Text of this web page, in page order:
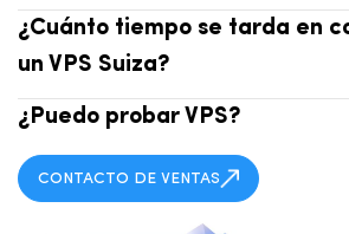
¿Cuánto tiempo se tarda en
un VPS Suiza?
¿Puedo probar VPS?
CONTACTO DE VENTAS